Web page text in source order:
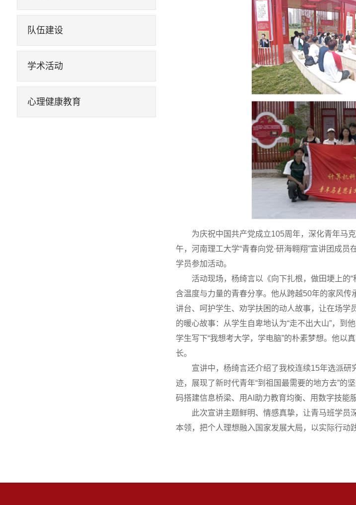
队伍建设
学术活动
心理健康教育
为庆祝中国共产党成立105周年，深化青年马
午，河南理工大学“青春向党·研海翱翔”宣讲团成
学员参加活动。
活动现场，杨绮言以《向下扎根，做田埂上的
含温度与力量的青春分享。他从跨越50年的家风
讲台、呵护学生、劝学扶困的动人故事，让在场学
的暖心故事：从学生自卑地认为“走不出大山”，到
学生写下“我想考大学，学电脑”的朴素梦想。他以
长。
宣讲中，杨绮言还介绍了我校连续15年选派
迹，展现了新时代青年“到祖国最需要的地方去”的
码搭建信息桥梁、用AI助力教育均衡、用数字技能
此次宣讲主题鲜明、情感真挚，让青马班学
本领，把个人理想融入国家发展大局，以实际行动